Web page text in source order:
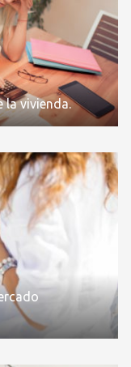
la vivienda.